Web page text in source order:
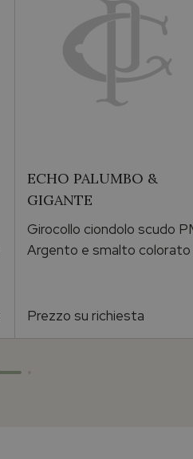
ECHO PALUMBO &
GIGANTE
Girocollo ciondolo scudo
Argento e smalto colorato
Prezzo su richiesta